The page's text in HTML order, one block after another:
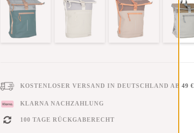
KOSTENLOSER VERSAND IN DEUTSCHLAND AB 49 €
KLARNA NACHZAHLUNG
100 TAGE RÜCKGABERECHT